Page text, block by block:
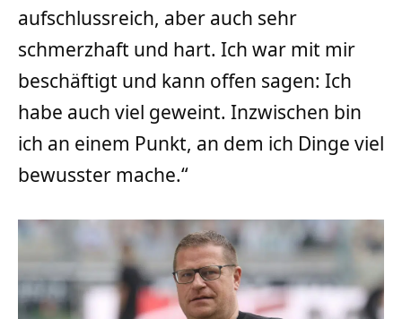
aufschlussreich, aber auch sehr
schmerzhaft und hart. Ich war mit mir
beschäftigt und kann offen sagen: Ich
habe auch viel geweint. Inzwischen bin
ich an einem Punkt, an dem ich Dinge viel
bewusster mache.“